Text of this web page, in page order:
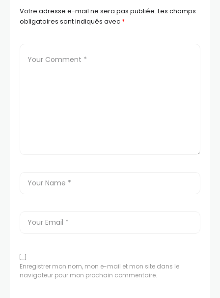
Votre adresse e-mail ne sera pas publiée. Les champs
obligatoires sont indiqués avec *
Enregistrer mon nom, mon e-mail et mon site dans le
navigateur pour mon prochain commentaire.